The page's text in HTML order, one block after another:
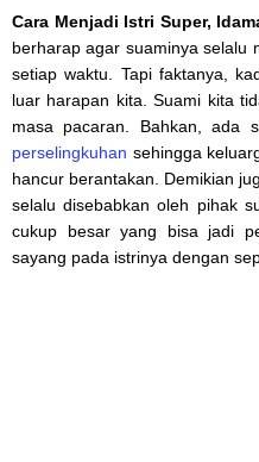
Cara Menjadi Istri Super,
berharap agar suaminya selalu
setiap waktu. Tapi faktanya,
luar harapan kita. Suami kita
masa pacaran. Bahkan, ada
perselingkuhan sehingga
hancur berantakan. Demikian
selalu disebabkan oleh pihak
cukup besar yang bisa jadi
sayang pada istrinya dengan